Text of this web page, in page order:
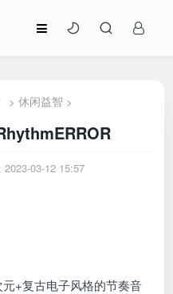
>休闲益智 >
2023-03-12 15:57
元+复古电子风格的节奏音